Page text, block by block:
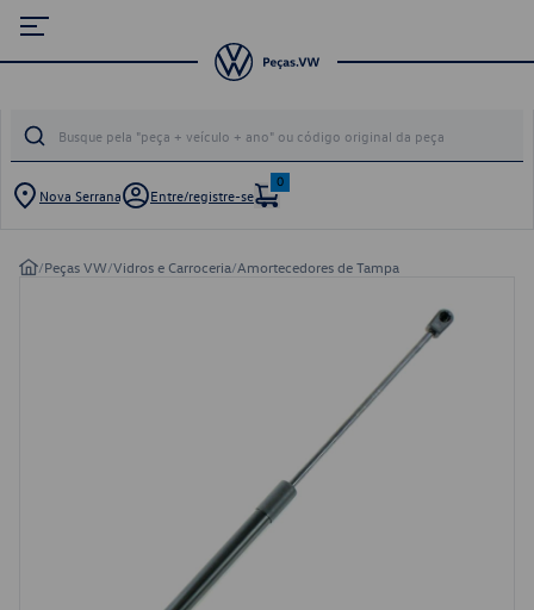
Nova Serrana Entre/registre-se
0
/Peças VW/Vidros e Carroceria/Amortecedores de Tampa